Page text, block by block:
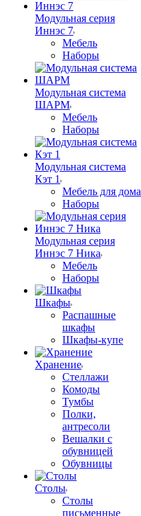
Модульная серия
Иннэс 7
Мебель
Наборы
Модульная система
ШАРМ
Мебель
Наборы
Модульная система
Кэт 1
Мебель для дома
Наборы
Модульная серия
Иннэс 7 Ника
Мебель
Наборы
Шкафы
Распашные
шкафы
Шкафы-купе
Хранение
Стеллажи
Комоды
Тумбы
Полки,
антресоли
Вешалки с
обувницей
Обувницы
Столы
Столы
письменные